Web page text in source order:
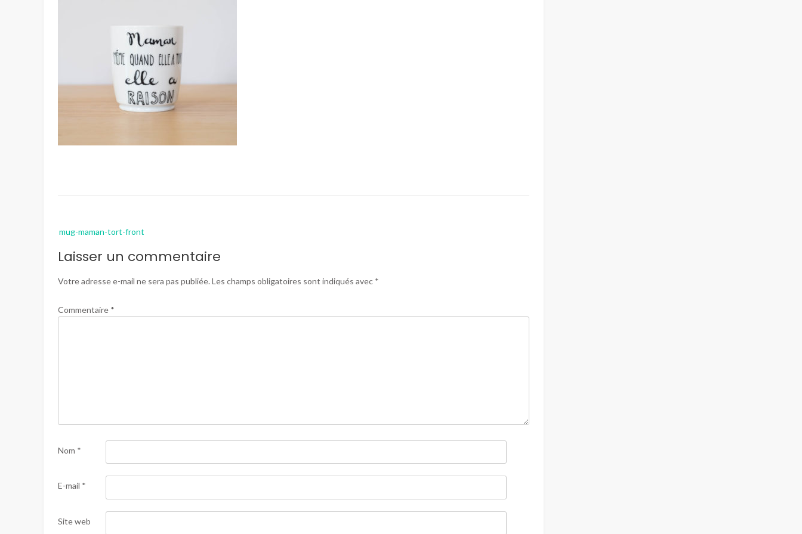
navigation
mug-maman-tort-front
Laisser un commentaire
Votre adresse e-mail ne sera pas publiée. Les champs obligatoires sont indiqués avec *
Commentaire *
Nom *
E-mail *
Site web